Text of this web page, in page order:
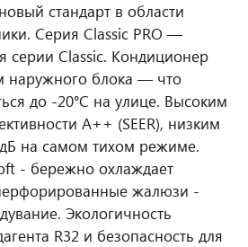
стандарт в области
Серия Classic PRO —
серии Classic. Кондиционер
наружного блока — что
до -20°C на улице. Высоким
А++ (SEER), низким
на самом тихом режиме.
- бережно охлаждает
жалюзи -
Экологичность
R32 и безопасность для